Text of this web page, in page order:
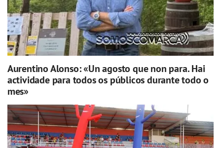
Aurentino Alonso: «Un agosto que non para. Hai
actividade para todos os públicos durante todo o
mes»